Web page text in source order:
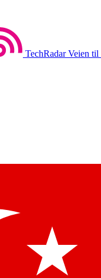
TechRadar Veien til